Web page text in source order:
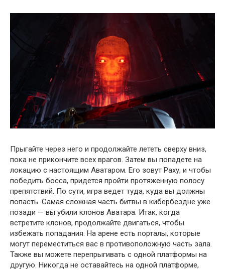
Прыгайте через него и продолжайте лететь сверху вниз,
пока не прикончите всех врагов. Затем вы попадете на
локацию с настоящим Аватаром. Его зовут Раху, и чтобы
победить босса, придется пройти протяженную полосу
препятствий. По сути, игра ведет туда, куда вы должны
попасть. Самая сложная часть битвы в кибербездне уже
позади — вы убили клонов Аватара. Итак, когда
встретите клонов, продолжайте двигаться, чтобы
избежать попадания. На арене есть порталы, которые
могут переместиться вас в противоположную часть зала.
Также вы можете перепрыгивать с одной платформы на
другую. Никогда не оставайтесь на одной платформе,